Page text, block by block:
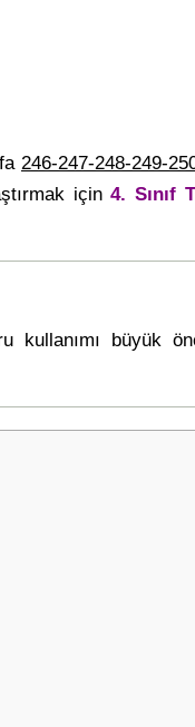
246-247-248-249-
için4. Sınıf
kullanımı büyük